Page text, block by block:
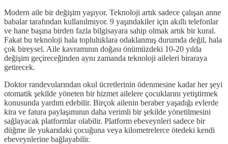
Modern aile bir değişim yaşıyor. Teknoloji artık sadece çalışan anne
babalar tarafından kullanılmıyor. 9 yaşındakiler için akıllı telefonlar
ve hane başına birden fazla bilgisayara sahip olmak artık bir kural.
Fakat bu teknoloji hala topluluklara odaklanmış durumda değil, hala
çok bireysel. Aile kavramının doğası önümüzdeki 10-20 yılda
değişim geçireceğinden aynı zamanda teknoloji aileleri biraraya
getirecek.
Doktor randevularından okul ücretlerinin ödenmesine kadar her şeyi
otomatik şekilde yöneten bir hizmet ailelere çocuklarını yetiştirmek
konusunda yardım edebilir. Birçok ailenin beraber yaşadığı evlerde
kira ve fatura paylaşımının daha verimli bir şekilde yönetilmesini
sağlayacak platformlar olabilir. Platform ebeveynleri sadece bir
düğme ile yukarıdaki çocuğuna veya kilometrelerce ötedeki kendi
ebeveynlerine bağlayabilir.